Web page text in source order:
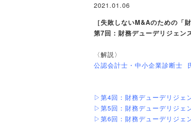
2021.01.06
［失敗しないM&Aのための「
第7回：財務デューデリジェン
〈解説〉
公認会計士・中小企業診断士
▷第4回：財務デューデリジェ
▷第5回：財務デューデリジェ
▷第6回：財務デューデリジェ